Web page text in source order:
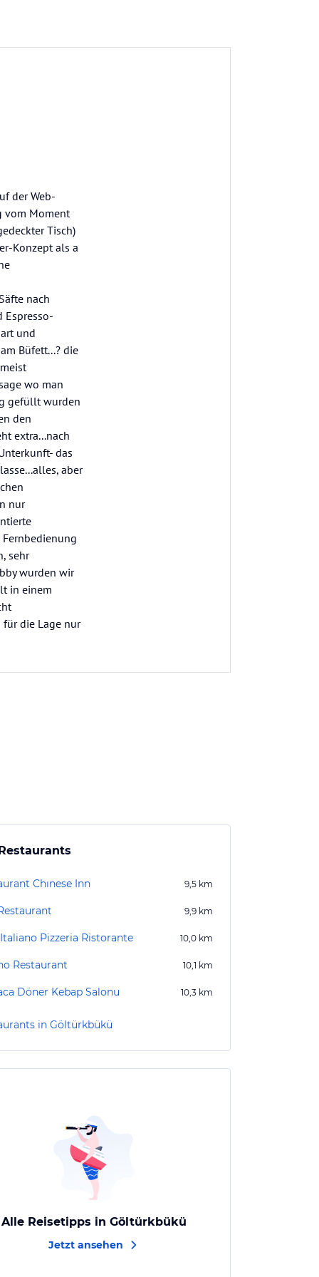
der Web-
vom Moment
Tisch)
Konzept als a
nach
Espresso-
und
Büfett...? die
wo man
gefüllt wurden
den
extra...nach
das
aber
nur
sehr
wurden wir
in einem
für die Lage nur
Chınese Inn 9,5 km
9,9 km
Pizzeria Ristorante 10,0 km
Restaurant 10,1 km
Döner Kebap Salonu 10,3 km
in Göltürkbükü
Alle Reisetipps in Göltürkbükü
Jetzt ansehen